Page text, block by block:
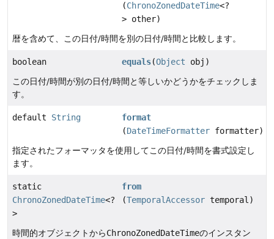
(ChronoZonedDateTime<?
> other)
暦を含めて、この日付/時間を別の日付/時間と比較します。
boolean equals(Object obj)
この日付/時間が別の日付/時間と等しいかどうかをチェックしま
す。
default String
format
(DateTimeFormatter formatter)
指定されたフォーマッタを使用してこの日付/時間を書式設定し
ます。
static
ChronoZonedDateTime<?
>
from
(TemporalAccessor temporal)
時間的オブジェクトからChronoZonedDateTimeのインスタン